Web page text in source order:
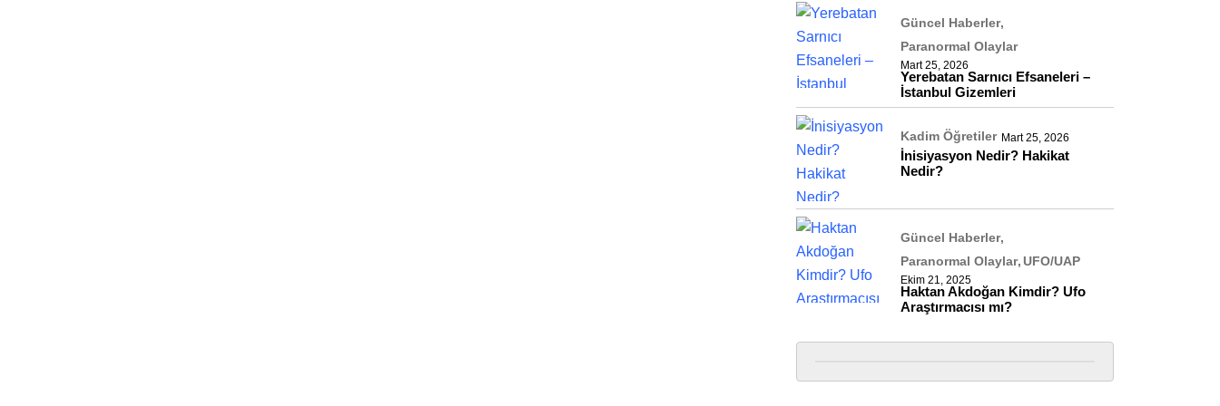
Güncel Haberler
Paranormal Olaylar
Mart 25, 2026
Yerebatan Sarnıcı Efsaneleri –
İstanbul Gizemleri
Kadim Öğretiler Mart 25, 2026
İnisiyasyon Nedir? Hakikat
Nedir?
Güncel Haberler
Paranormal Olaylar UFO/UAP
Ekim 21, 2025
Haktan Akdoğan Kimdir? Ufo
Araştırmacısı mı?